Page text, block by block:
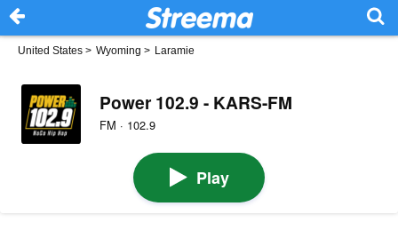
United States > Wyoming > Laramie
Power 102.9 - KARS-FM
FM · 102.9
Play